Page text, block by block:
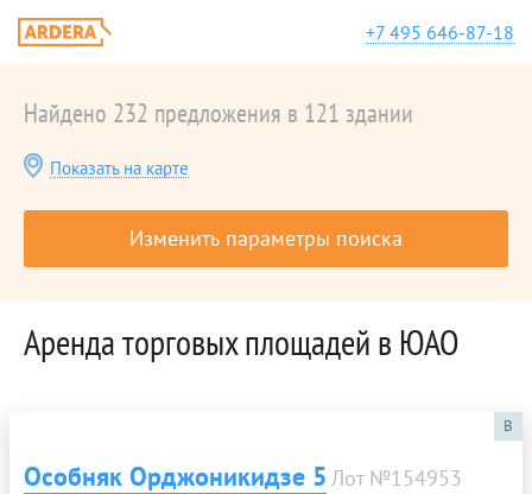
+7 495 646-87-18
Найдено 232 предложения в 121 здании
Показать на карте
Изменить параметры поиска
Аренда торговых площадей в ЮАО
B
Особняк Орджоникидзе 5 Лот №154953